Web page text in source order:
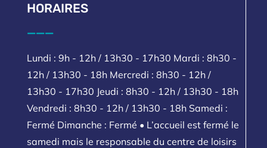
HORAIRES
___
Lundi : 9h - 12h / 13h30 - 17h30 Mardi : 8h30 -
12h / 13h30 - 18h Mercredi : 8h30 - 12h /
13h30 - 17h30 Jeudi : 8h30 - 12h / 13h30 - 18h
Vendredi : 8h30 - 12h / 13h30 - 18h Samedi :
Fermé Dimanche : Fermé • L’accueil est fermé le
samedi mais le responsable du centre de loisirs